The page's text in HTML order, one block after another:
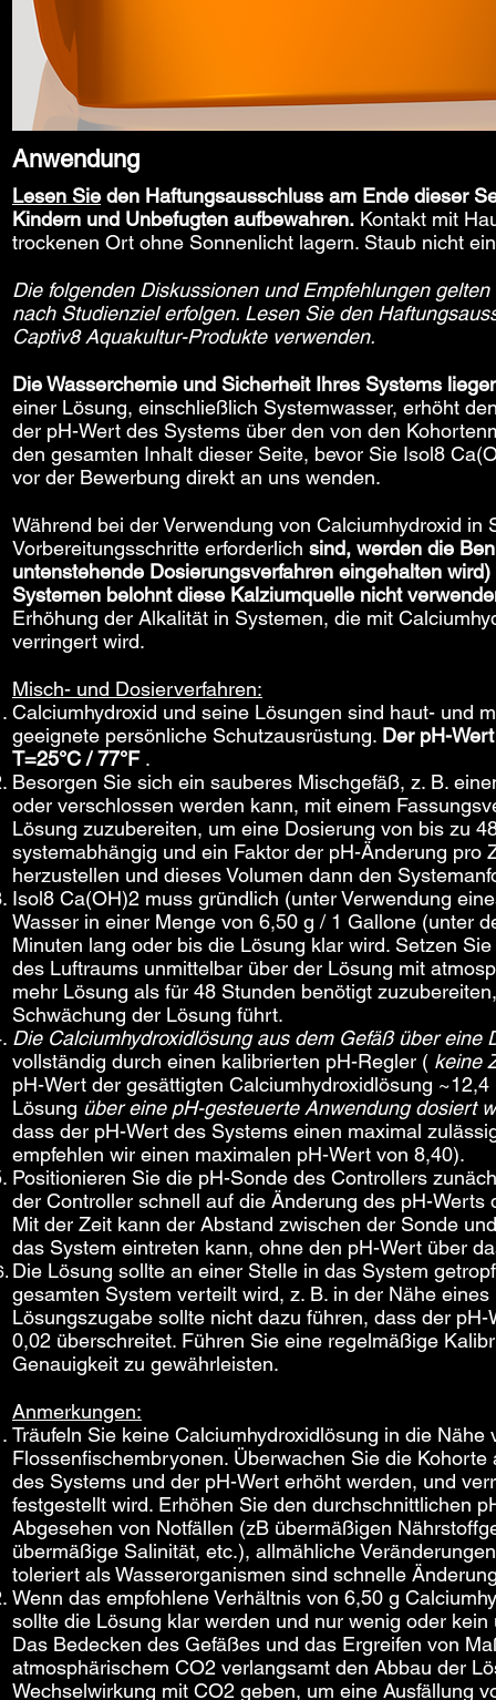
Anwendung
Lesen Sie den Haftungsausschluss am Ende dieser
Kindern und Unbefugten aufbewahren. Kontakt mit
trockenen Ort ohne Sonnenlicht lagern. Staub nicht
Die folgenden Diskussionen und Empfehlungen
nach Studienziel erfolgen. Lesen Sie den
Captiv8 Aquakultur-Produkte verwenden.
Die Wasserchemie und Sicherheit Ihres Systems
einer Lösung, einschließlich Systemwasser, erhöht
der pH-Wert des Systems über den von den
den gesamten Inhalt dieser Seite, bevor Sie Isol8
vor der Bewerbung direkt an uns wenden.
Während bei der Verwendung von Calciumhydroxid
Vorbereitungsschritte erforderlich sind, werden die
untenstehende Dosierungsverfahren eingehalten
Systemen belohnt diese Kalziumquelle nicht
Erhöhung der Alkalität in Systemen, die mit
verringert wird.
Misch- und Dosierverfahren:
Calciumhydroxid und seine Lösungen sind haut- und
geeignete persönliche Schutzausrüstung. Der pH-
T=25°C / 77°F.
Besorgen Sie sich ein sauberes Mischgefäß, z. B.
oder verschlossen werden kann, mit einem
Lösung zuzubereiten, um eine Dosierung von bis zu
systemabhängig und ein Faktor der pH-Änderung
herzustellen und dieses Volumen dann den
Isol8 Ca(OH)2 muss gründlich (unter Verwendung
Wasser in einer Menge von 6,50 g / 1 Gallone (unter
Minuten lang oder bis die Lösung klar wird. Setzen
des Luftraums unmittelbar über der Lösung mit
mehr Lösung als für 48 Stunden benötigt
Schwächung der Lösung führt.
Die Calciumhydroxidlösung aus dem Gefäß über eine
vollständig durch einen kalibrierten pH-Regler ( keine
pH-Wert der gesättigten Calciumhydroxidlösung
Lösung über eine pH-gesteuerte Anwendung dosiert
dass der pH-Wert des Systems einen maximal
empfehlen wir einen maximalen pH-Wert von 8,40).
Positionieren Sie die pH-Sonde des Controllers
der Controller schnell auf die Änderung des pH-
Mit der Zeit kann der Abstand zwischen der Sonde
das System eintreten kann, ohne den pH-Wert über
Die Lösung sollte an einer Stelle in das System
gesamten System verteilt wird, z. B. in der Nähe
Lösungszugabe sollte nicht dazu führen, dass der
0,02 überschreitet. Führen Sie eine regelmäßige
Genauigkeit zu gewährleisten.
Anmerkungen:
Träufeln Sie keine Calciumhydroxidlösung in die
Flossenfischembryonen. Überwachen Sie die
des Systems und der pH-Wert erhöht werden, und
festgestellt wird. Erhöhen Sie den durchschnittlichen
Abgesehen von Notfällen (zB übermäßigen
übermäßige Salinität, etc.), allmähliche
toleriert als Wasserorganismen sind schnelle
Wenn das empfohlene Verhältnis von 6,50 g
sollte die Lösung klar werden und nur wenig oder
Das Bedecken des Gefäßes und das Ergreifen von
atmosphärischem CO2 verlangsamt den Abbau der
Wechselwirkung mit CO2 geben, um eine Ausfällung